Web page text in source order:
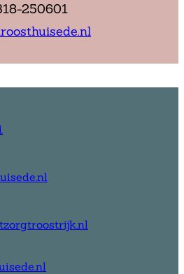
250601